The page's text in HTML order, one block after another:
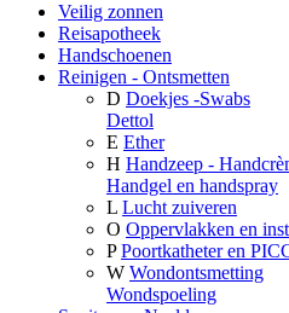
Veilig zonnen
Reisapotheek
Handschoenen
Reinigen - Ontsmetten
D Doekjes -Swabs
Dettol
E Ether
H Handzeep -
Handgel en handspray
L Lucht zuiveren
O Oppervlakken en
P Poortkatheter en
W Wondontsmetting
Wondspoeling